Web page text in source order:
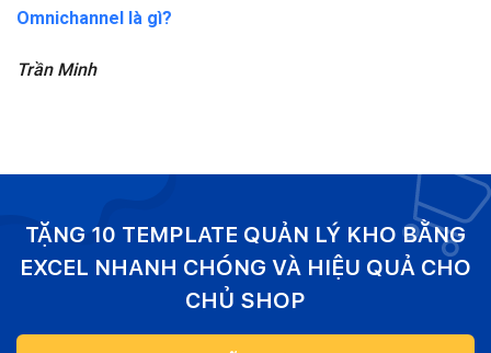
Omnichannel là gì?
Trần Minh
TẶNG 10 TEMPLATE QUẢN LÝ KHO BẰNG
EXCEL NHANH CHÓNG VÀ HIỆU QUẢ CHO
CHỦ SHOP